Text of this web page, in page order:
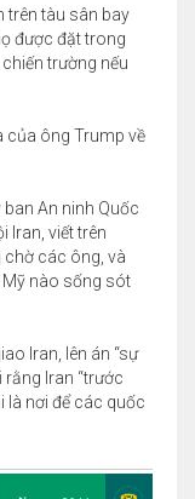
trên tàu sân bay
được đặt trong
trường nếu
của ông Trump về
ban An ninh Quốc
Iran, viết trên
chờ các ông, và
nào sống sót
Iran, lên án “sự
rằng Iran “trước
là nơi để các quốc